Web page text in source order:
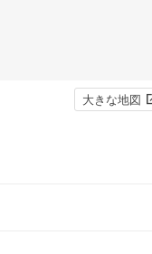
大きな地図